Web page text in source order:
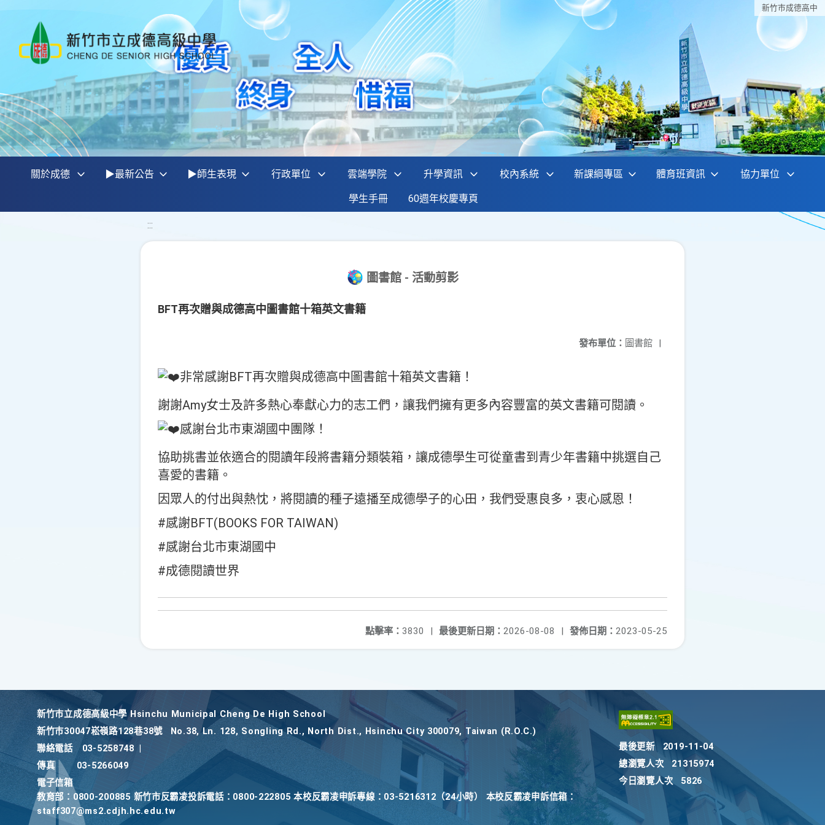
新竹巿成德高中
關於成德 ▶最新公告 ▶師生表現 行政單位 雲端學院 升學資訊 校內系統 新課綱專區 體育班資訊 協力單位
學生手冊 60週年校慶專頁
:::
圖書館 - 活動剪影
BFT再次贈與成德高中圖書館十箱英文書籍
發布單位： 圖書館 |
非常感謝BFT再次贈與成德高中圖書館十箱英文書籍！
謝謝Amy女士及許多熱心奉獻心力的志工們，讓我們擁有更多內容豐富的英文書籍可閱讀。
感謝台北市東湖國中團隊！
協助挑書並依適合的閱讀年段將書籍分類裝箱，讓成德學生可從童書到青少年書籍中挑選自己
喜愛的書籍。
因眾人的付出與熱忱，將閱讀的種子遠播至成德學子的心田，我們受惠良多，衷心感恩！
#感謝BFT(BOOKS FOR TAIWAN)
#感謝台北市東湖國中
#成德閱讀世界
發佈日期： 2023-05-25
最後更新日期： 2026-08-08 |
點擊率： 3830 |
新竹巿立成德高級中學 Hsinchu Municipal Cheng De High School
新竹巿30047崧嶺路128巷38號
No.38, Ln. 128, Songling Rd., North Dist., Hsinchu City 300079, Taiwan (R.O.C.)
聯絡電話
03-5258748
傳真
03-5266049
電子信箱
教育部：0800-200885 新竹市反霸凌投訴電話：0800-222805 本校反霸凌申訴專線：03-5216312（24小時） 本校反霸凌申訴信箱：
staff307@ms2.cdjh.hc.edu.tw
最後更新
2019-11-04
總瀏覽人次
21315974
今日瀏覽人次
5826